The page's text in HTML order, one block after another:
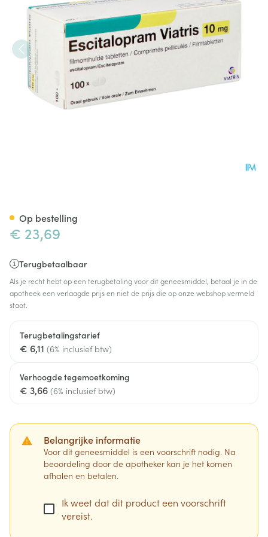
€ 23,69
Terugbetaalbaar
Als je recht hebt op een terugbetaling voor dit geneesmiddel, betaal je in de
apotheek een verlaagde prijs en niet de prijs die op onze webshop vermeld
staat.
Terugbetalingstarief
€ 6,11 (6% inclusief btw)
Verhoogde tegemoetkoming
€ 3,66 (6% inclusief btw)
Belangrijke informatie
Voor dit geneesmiddel is een voorschrift nodig. Na
beoordeling door de apotheker kan je het komen
afhalen en betalen.
Ik weet dat dit product een voorschrift
vereist.
Op bestelling